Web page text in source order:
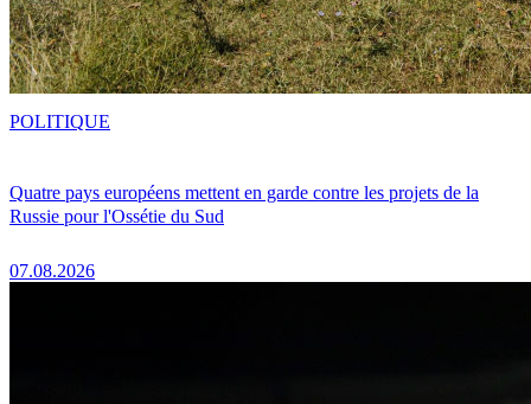
Quatre pays européens mettent en garde contre les projets de la
Russie pour l'Ossétie du Sud
07.08.2026
POLITIQUE